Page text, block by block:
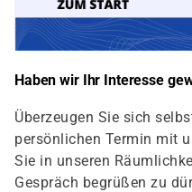
Haben wir Ihr Interesse
Überzeugen Sie sich
persönlichen Termin mit
Sie in unseren
Gespräch begrüßen zu